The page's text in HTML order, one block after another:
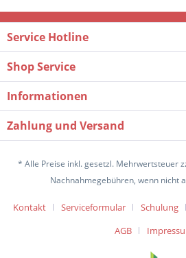
Service Hotline
Shop Service
Informationen
Zahlung und Versand
* Alle Preise inkl. gesetzl. Mehrwertsteuer
Nachnahmegebühren, wenn nicht
Kontakt Serviceformular Schulung
AGB